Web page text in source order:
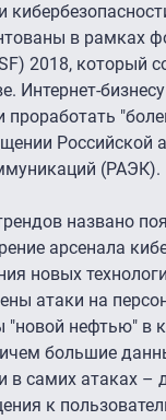
в рамках
2018, который
Интернет-
проработать
Российской
(РАЭК).
названо
арсенала
новых
атаки на
нефтью" в
большие
в самих атаках –
к